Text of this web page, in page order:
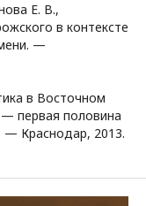
Е. В.,
в контексте
—
в Восточном
первая половина
— Краснодар, 2013.